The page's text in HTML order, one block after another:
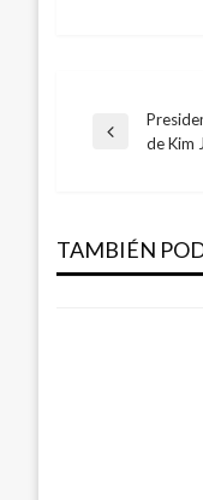
Entrada de Kim
TAMBIÉN
Cartagena
Iván Briceño